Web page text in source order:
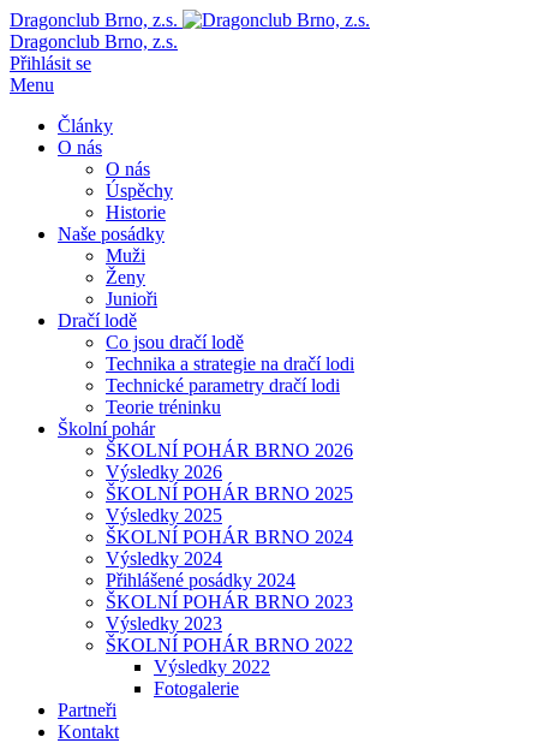
Dragonclub Brno, z.s.
Dragonclub Brno, z.s.
Přihlásit se
Menu
Články
O nás
O nás
Úspěchy
Historie
Naše posádky
Muži
Ženy
Junioři
Dračí lodě
Co jsou dračí lodě
Technika a strategie na dračí lodi
Technické parametry dračí lodi
Teorie tréninku
Školní pohár
ŠKOLNÍ POHÁR BRNO 2026
Výsledky 2026
ŠKOLNÍ POHÁR BRNO 2025
Výsledky 2025
ŠKOLNÍ POHÁR BRNO 2024
Výsledky 2024
Přihlášené posádky 2024
ŠKOLNÍ POHÁR BRNO 2023
Výsledky 2023
ŠKOLNÍ POHÁR BRNO 2022
Výsledky 2022
Fotogalerie
Partneři
Kontakt